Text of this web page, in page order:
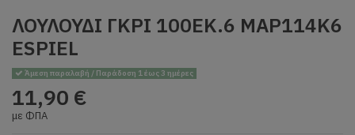
ΛΟΥΛΟΥΔΙ ΓΚΡΙ 100ΕΚ.6 MAP114K6
ESPIEL
Άμεση παραλαβή / Παράδοση 1 έως 3 ημέρες
11,90 €
με ΦΠΑ